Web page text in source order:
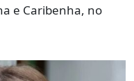
e Caribenha, no